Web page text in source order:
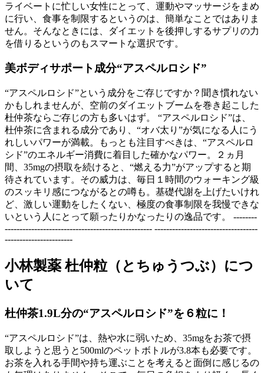
ライベートに忙しい女性にとって、運動やマッサージをまめ
に行い、食事を制限するというのは、簡単なことではありま
せん。そんなときには、ダイエットを後押しするサプリの力
を借りるというのもスマートな選択です。
美ボディサポート成分“アスペルロシド”
“アスペルロシド”という成分をご存じですか？聞き慣れない
かもしれませんが、空前のダイエットブームを巻き起こした
杜仲茶ならご存じの方も多いはず。 “アスペルロシド”は、
杜仲茶に含まれる成分であり、“オバ太り”が気になる人にう
れしいパワーが満載。もっとも注目すべきは、“アスペルロ
シド”のエネルギー消費に着目した確かなパワー。２ヵ月
間、35mgの摂取を続けると、“燃える力”がアップすると期
待されています。その威力は、毎日１時間のウォーキング級
のスッキリ感につながるとの噂も。基礎代謝を上げたいけれ
ど、激しい運動をしたくない、極度の食事制限を我慢できな
いという人にとって願ったりかなったりの逸品です。 --------
-------------------------------------------------- -----------------------------------
-----------------------
小林製薬 杜仲粒（とちゅうつぶ）につ
いて
杜仲茶1.9L分の“アスペルロシド”を６粒に！
“アスペルロシド”は、熱や水に弱いため、35mgをお茶で摂
取しようと思うと500mlのペットボトルが3.8本も必要です。
お茶を入れる手間や持ち運ぶことを考えると面倒に感じるの